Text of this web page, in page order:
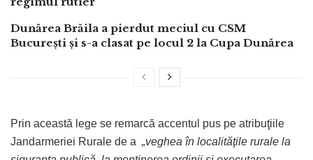
Dunărea Brăila a pierdut meciul cu CSM
București și s-a clasat pe locul 2 la Cupa Dunărea
Prin această lege se remarcă accentul pus pe atribuţiile
Jandarmeriei Rurale de a „veghea în localităţile rurale la